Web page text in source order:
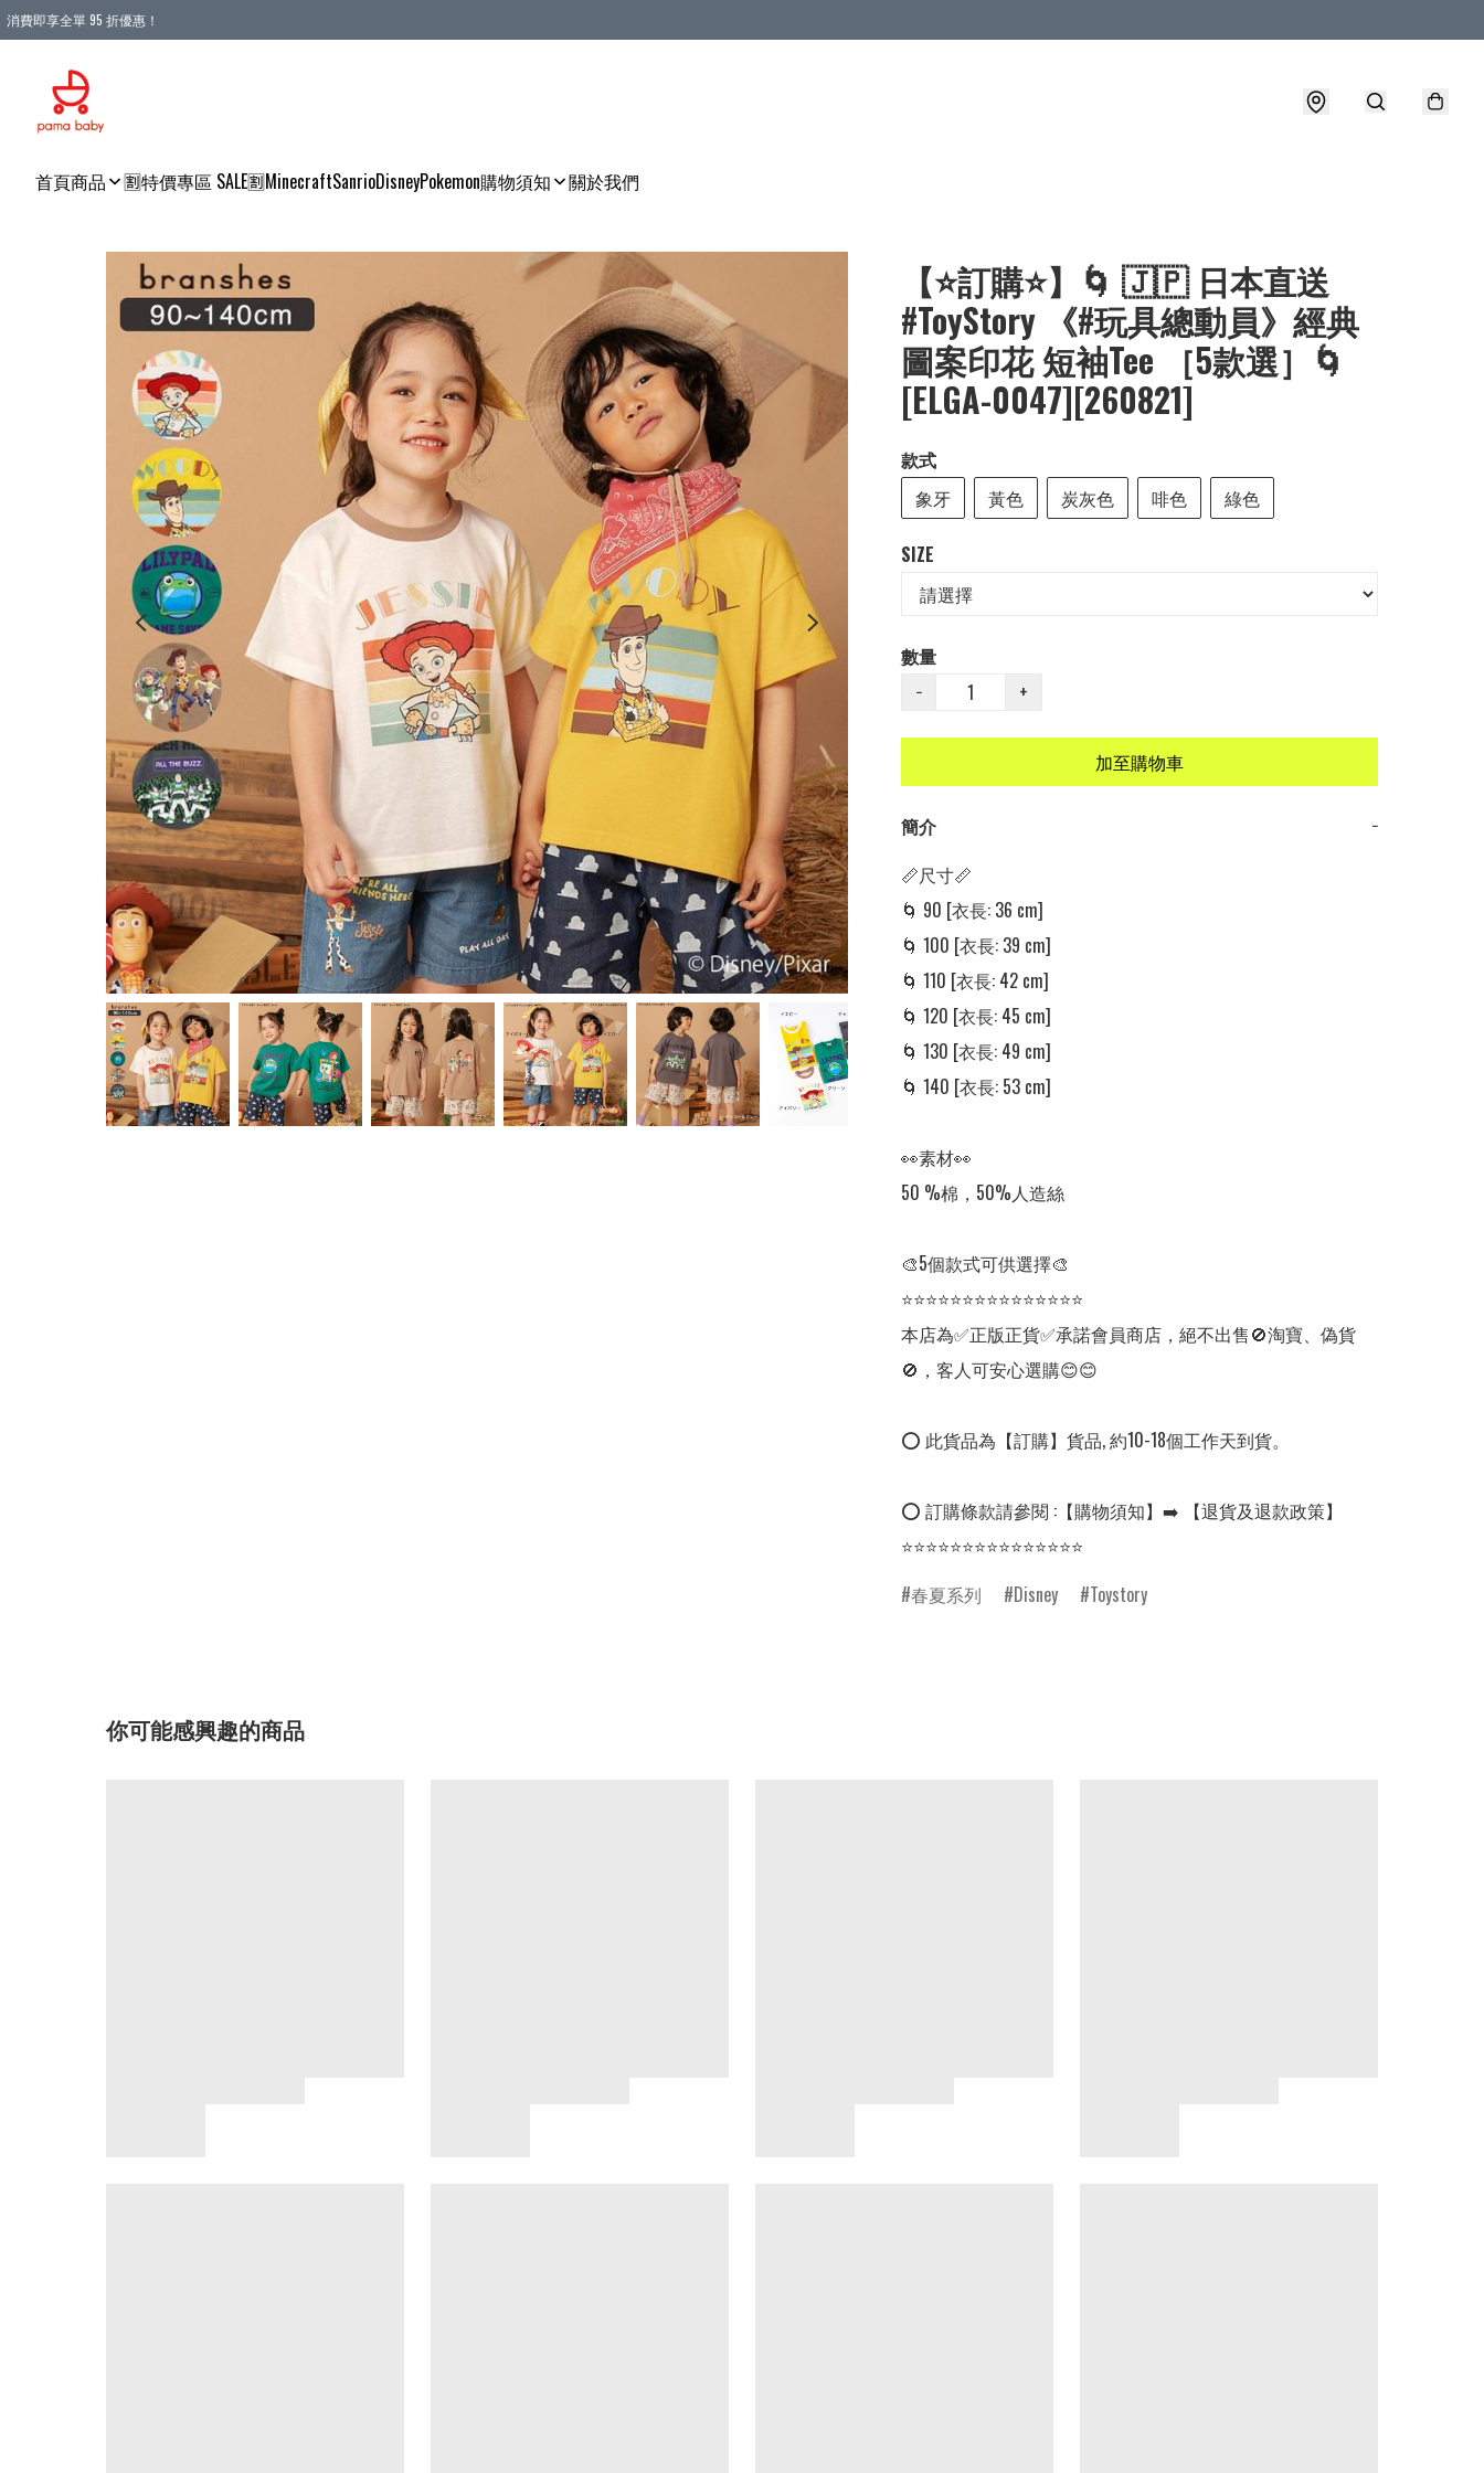
消費即享全單 95 折優惠！
首頁商品 🈹特價專區 SALE🈹MinecraftSanrioDisneyPokemon購物須知 關於我們
【⭐訂購⭐】🌀 🇯🇵 日本直送
#ToyStory 《#玩具總動員》經典
圖案印花 短袖Tee ［5款選］🌀
[ELGA-0047][260821]
款式
象牙
黃色 炭灰色 啡色 綠色
SIZE
數量
−
+
加至購物車
簡介
−
📏尺寸📏
🌀 90 [衣長: 36 cm]
🌀 100 [衣長: 39 cm]
🌀 110 [衣長: 42 cm]
🌀 120 [衣長: 45 cm]
🌀 130 [衣長: 49 cm]
🌀 140 [衣長: 53 cm]
👀素材👀
50 %棉，50%人造絲
🎨5個款式可供選擇🎨
⭐⭐⭐⭐⭐⭐⭐⭐⭐⭐⭐⭐⭐⭐⭐
本店為✅正版正貨✅承諾會員商店，絕不出售🚫淘寶、偽貨
🚫，客人可安心選購😊😊
⭕ 此貨品為【訂購】貨品, 約10-18個工作天到貨。
⭕ 訂購條款請參閱 :【購物須知】➡️ 【退貨及退款政策】
⭐⭐⭐⭐⭐⭐⭐⭐⭐⭐⭐⭐⭐⭐⭐
春夏系列
Disney Toystory
你可能感興趣的商品